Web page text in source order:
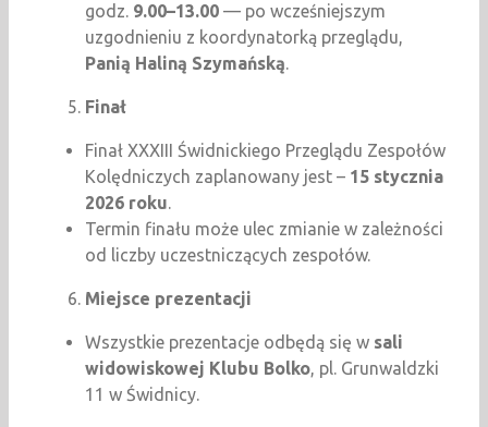
godz. 9.00–13.00 — po wcześniejszym
uzgodnieniu z koordynatorką przeglądu,
Panią Haliną Szymańską.
Finał
Finał XXXIII Świdnickiego Przeglądu Zespołów
Kolędniczych zaplanowany jest – 15 stycznia
2026 roku.
Termin finału może ulec zmianie w zależności
od liczby uczestniczących zespołów.
Miejsce prezentacji
Wszystkie prezentacje odbędą się w sali
widowiskowej Klubu Bolko, pl. Grunwaldzki
11 w Świdnicy.